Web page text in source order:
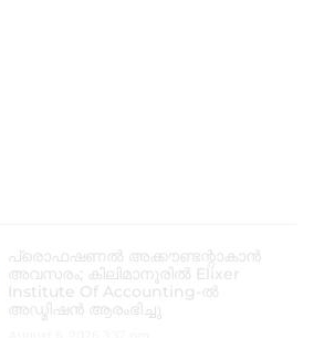
പ്രൊഫഷണൽ അക്കൗണ്ടന്റാകാൻ
അവസരം; കിലിമാനൂരിൽ Elixer
Institute Of Accounting-ൽ
അഡ്മിഷൻ ആരംഭിച്ചു